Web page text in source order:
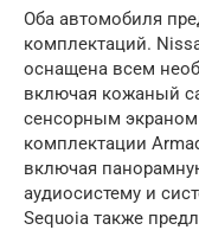
Оба автомобиля
комплектаций.
оснащена всем
включая кожаный
сенсорным экраном
комплектации
включая
аудиосистему и
Sequoia также